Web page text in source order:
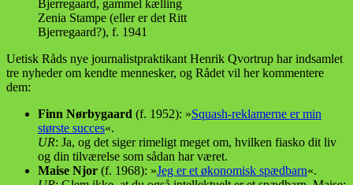
Zenia Stampe (eller er det Ritt
Bjerregaard?), f. 1941
Uetisk Råds nye journalistpraktikant Henrik Qvortrup har indsamlet
tre nyheder om kendte mennesker, og Rådet vil her kommentere
dem:
Finn Nørbygaard (f. 1952): »Squash-reklamerne er min
største succes«.
UR: Ja, og det siger rimeligt meget om, hvilken fiasko dit liv
og din tilværelse som sådan har været.
Maise Njor (f. 1968): »Jeg er et økonomisk spædbarn«.